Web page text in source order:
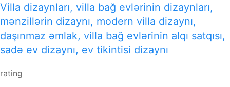
Villa dizaynları, villa bağ evlərinin dizaynları,
mənzillərin dizaynı, modern villa dizaynı,
daşınmaz əmlak, villa bağ evlərinin alqı satqısı,
sadə ev dizaynı, ev tikintisi dizaynı
rating